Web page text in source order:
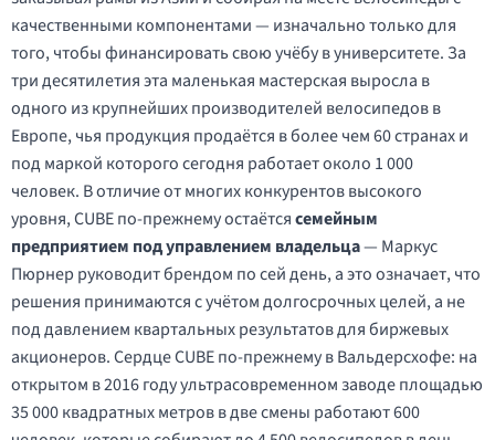
качественными компонентами — изначально только для
того, чтобы финансировать свою учёбу в университете. За
три десятилетия эта маленькая мастерская выросла в
одного из крупнейших производителей велосипедов в
Европе, чья продукция продаётся в более чем 60 странах и
под маркой которого сегодня работает около 1 000
человек. В отличие от многих конкурентов высокого
уровня, CUBE по-прежнему остаётсясемейным
предприятием под управлением владельца— Маркус
Пюрнер руководит брендом по сей день, а это означает, что
решения принимаются с учётом долгосрочных целей, а не
под давлением квартальных результатов для биржевых
акционеров. Сердце CUBE по-прежнему в Вальдерсхофе: на
открытом в 2016 году ультрасовременном заводе площадью
35 000 квадратных метров в две смены работают 600